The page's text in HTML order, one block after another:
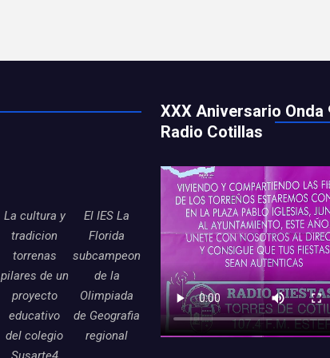
La cultura y
tradicion
torrenas
pilares de un
proyecto
educativo
del colegio
El IES La
Florida
subcampeon
de la
Olimpiada
de Geografia
regional
XXX Aniversario Onda
Radio Cotillas